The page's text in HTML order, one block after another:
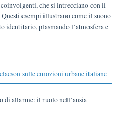
che si intrecciano con il
esempi illustrano come il suono
identitario, plasmando l’atmosfera e
sulle emozioni urbane italiane
di allarme: il ruolo nell’ansia